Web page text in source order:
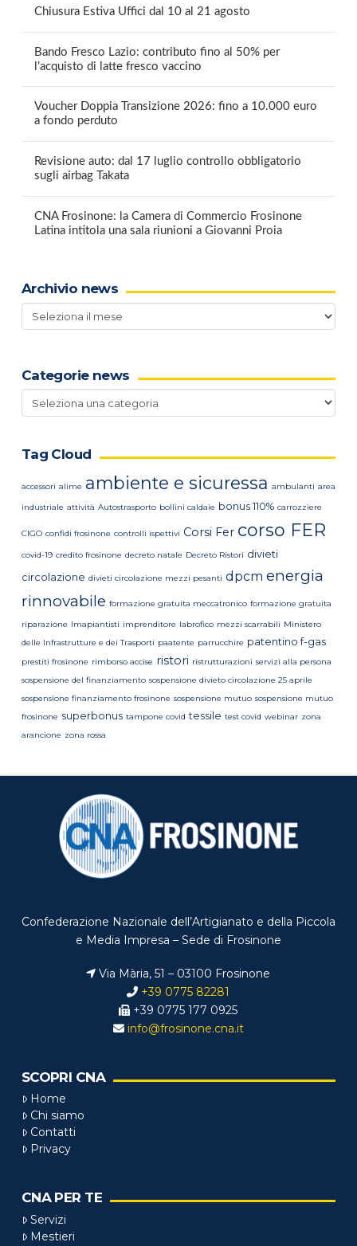
Chiusura Estiva Uffici dal 10 al 21 agosto
Bando Fresco Lazio: contributo fino al 50% per
l’acquisto di latte fresco vaccino
Voucher Doppia Transizione 2026: fino a 10.000 euro
a fondo perduto
Revisione auto: dal 17 luglio controllo obbligatorio
sugli airbag Takata
CNA Frosinone: la Camera di Commercio Frosinone
Latina intitola una sala riunioni a Giovanni Proia
Archivio news
Archivio
news
Categorie news
Categorie
news
Tag Cloud
accessori alime ambiente e sicuressa ambulanti area
industriale attività Autostrasporto bollini caldaie bonus 110% carrozziere
CIGO confidi frosinone controlli ispettivi Corsi Fer corso FER
covid-19 credito frosinone decreto natale Decreto Ristori divieti
circolazione divieti circolazione mezzi pesanti dpcm energia
rinnovabile formazione gratuita meccatronico formazione gratuita
riparazione Imapiantisti imprenditore labrofico mezzi scarrabili Ministero
delle Infrastrutture e dei Trasporti paatente parrucchire patentino f-gas
prestiti frosinone rimborso accise ristori ristrutturazioni servizi alla persona
sospensione del finanziamento sospensione divieto circolazione 25 aprile
sospensione finanziamento frosinone sospensione mutuo sospensione mutuo
frosinone superbonus tampone covid tessile test covid webinar zona
arancione zona rossa
Confederazione Nazionale dell’Artigianato e della Piccola
e Media Impresa – Sede di Frosinone
Via Mària, 51 – 03100 Frosinone
+39 0775 82281
+39 0775 177 0925
info@frosinone.cna.it
SCOPRI CNA
Home
Chi siamo
Contatti
Privacy
CNA PER TE
Servizi
Mestieri